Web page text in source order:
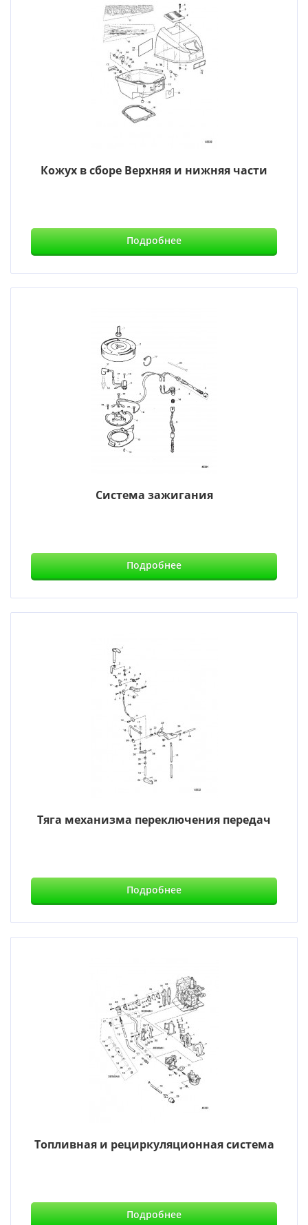
Кожух в сборе Верхняя и нижняя части
Подробнее
Система зажигания
Подробнее
Тяга механизма переключения передач
Подробнее
Топливная и рециркуляционная система
Подробнее